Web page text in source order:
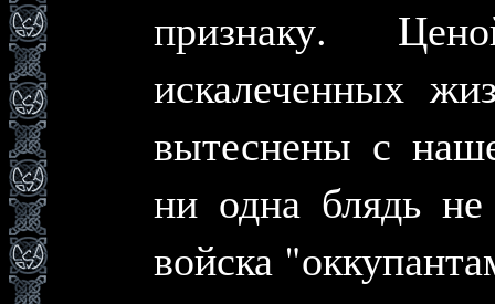
признаку.
искалеченных
вытеснены с
ни одна блядь не
войска